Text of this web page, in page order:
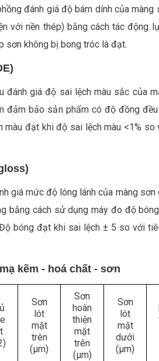
đánh giá độ bám dính của màng
với nền thép) bằng cách tác động
sơn không bị bong tróc là đạt.
đánh giá độ sai lệch màu sắc của
đảm bảo sản phẩm có độ đồng
màu đạt khi độ sai lệch màu <1% so
giá mức độ lóng lánh của màng
bằng cách sử dụng máy đo độ
bóng đạt khi sai lệch ± 5 so với
kẽm - hoá chất - sơn
Sơn
lót
mặt
trên
(µm)
Sơn
hoàn
thiện
mặt
trên
(µm)
Sơn
lót
mặt
dưới
(µm)